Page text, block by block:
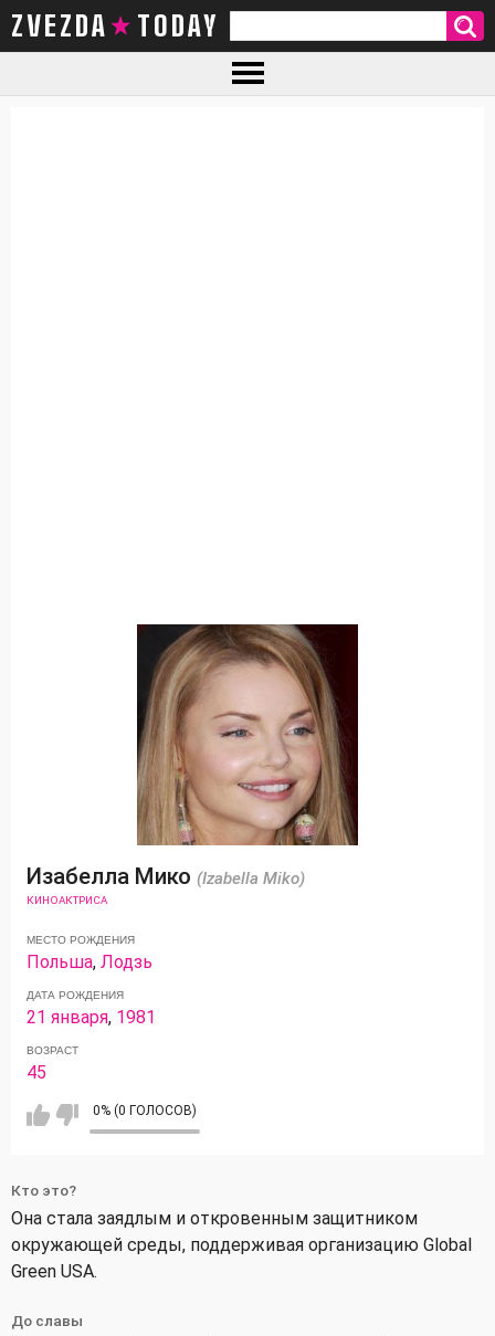
ZVEZDA TODAY
Изабелла Мико (Izabella Miko)
КИНОАКТРИСА
МЕСТО РОЖДЕНИЯ
Польша,Лодзь
ДАТА РОЖДЕНИЯ
21 января, 1981
ВОЗРАСТ
45
0% (0 ГОЛОСОВ)
Кто это?
Она стала заядлым и откровенным защитником
окружающей среды, поддерживая организацию Global
Green USA.
До славы